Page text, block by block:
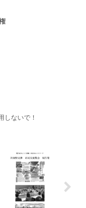
しないで！